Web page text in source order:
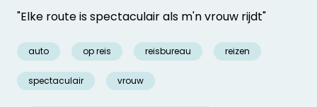
"Elke route is spectaculair als m'n vrouw rijdt"
auto op reis reisbureau reizen
spectaculair vrouw